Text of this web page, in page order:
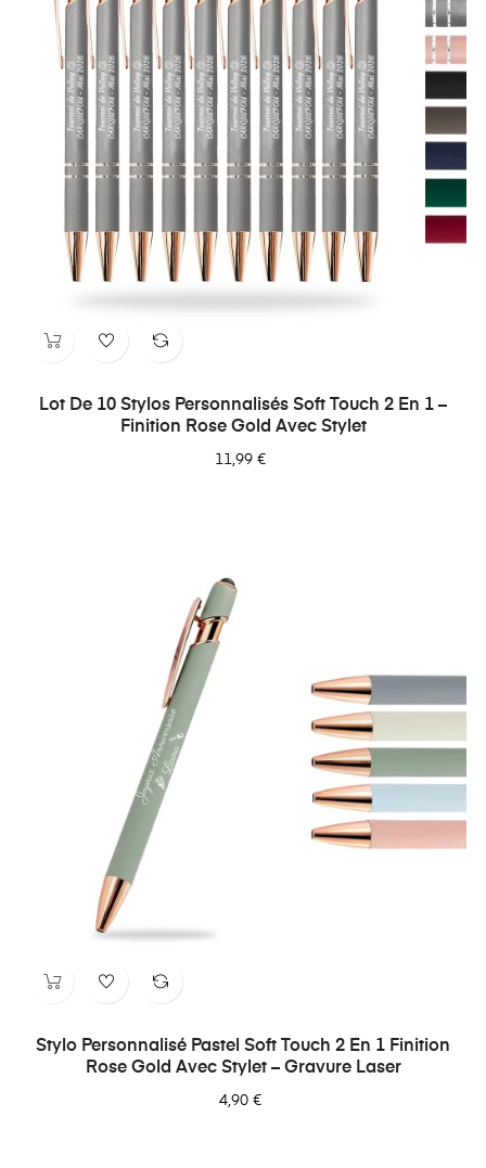
Lot De 10 Stylos Personnalisés Soft Touch 2 En 1 –
Finition Rose Gold Avec Stylet
11,99 €
Stylo Personnalisé Pastel Soft Touch 2 En 1 Finition
Rose Gold Avec Stylet – Gravure Laser
4,90 €